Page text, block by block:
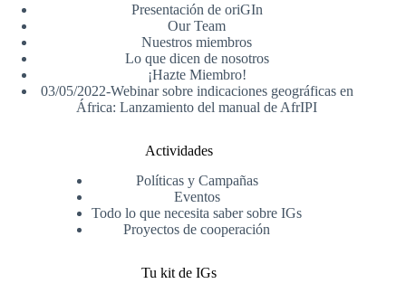
Presentación de oriGIn
Our Team
Nuestros miembros
Lo que dicen de nosotros
¡Hazte Miembro!
03/05/2022-Webinar sobre indicaciones geográficas en
África: Lanzamiento del manual de AfrIPI
Actividades
Políticas y Campañas
Eventos
Todo lo que necesita saber sobre IGs
Proyectos de cooperación
Tu kit de IGs